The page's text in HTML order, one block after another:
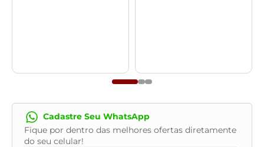
Cadastre Seu WhatsApp
Fique por dentro das melhores ofertas diretamente
do seu celular!